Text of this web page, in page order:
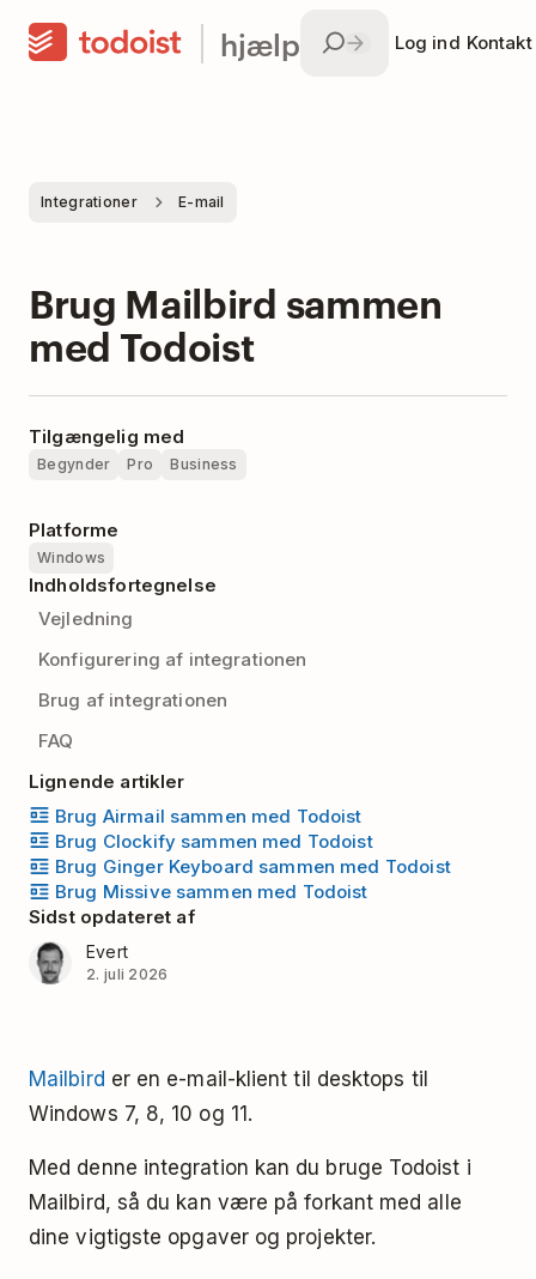
hjælp Log ind
Integrationer E-mail
Brug Mailbird sammen
med Todoist
Tilgængelig med
Begynder Pro Business
Platforme
Windows
Indholdsfortegnelse
Vejledning
Konfigurering af integrationen
Brug af integrationen
FAQ
Lignende artikler
Brug Airmail sammen med Todoist
Brug Clockify sammen med Todoist
Brug Ginger Keyboard sammen med Todoist
Brug Missive sammen med Todoist
Sidst opdateret af
Evert
2. juli 2026
Mailbird er en e-mail-klient til desktops til
Windows 7, 8, 10 og 11.
Med denne integration kan du bruge Todoist i
Mailbird, så du kan være på forkant med alle
dine vigtigste opgaver og projekter.